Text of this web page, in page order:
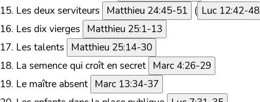
15. Les deux serviteurs Matthieu 24:45-51 ( Luc 12:42-48
16. Les dix vierges
Matthieu 25:1-13
17. Les talents
Matthieu 25:14-30
18. La semence qui croît en secret Marc 4:26-29
19. Le maître absent Marc 13:34-37